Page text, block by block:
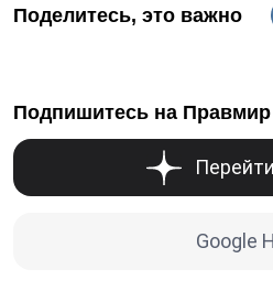
Поделитесь, это важно
Подпишитесь на Правмир
Google